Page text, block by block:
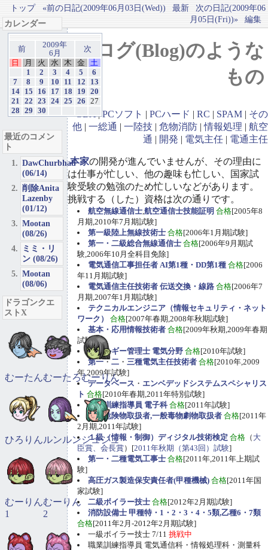
トップ «前の日記(2009年06月03日(Wed)) 最新
次の日記(2009年06
月05日(Fri))»
編集
ブログ(Blog)のような
もの
GBA|PCソフト | PCハード | RC | SPAM | その
他 | 一総通 | 一陸技 | 危物消防 |情報処理 | 航空
通 | 開発 | 電気主任 | 電通主任
本家の開発が進んでいませんが、その理由に
は仕事が忙しい、他の趣味も忙しい、国家試
験受験の勉強のため忙しいなどがあります。
挑戦する（した）資格は次の通りです。
航空無線通信士,航空通信士技能証明 合格[2005年8
月期,2010年7月期試験]
第一級陸上無線技術士 合格[2006年1月期試験]
第一・二級総合無線通信士 合格[2006年9月期試
験,2006年10月全科目免除]
電気通信工事担任者 AI第1種・DD第1種 合格[2006
年11月期試験]
電気通信主任技術者 伝送交換・線路 合格[2006年7
月期,2007年1月期試験]
テクニカルエンジニア（情報セキュリティ・ネット
ワーク）
合格[2007年春期,2008年秋期試験]
基本・応用情報技術者 合格[2009年秋期,2009年春期
試験]
エネルギー管理士 電気分野 合格[2010年試験]
第一・二 ・ 三種電気主任技術者 合格[2010年,2009
年,2009年試験]
データベース ・ エンベデッドシステムスペシャリス
ト 合格[2010年春期,2011年特別試験]
職業訓練指導員 電子科 合格[2011年試験]
甲種危険物取扱者,一般毒物劇物取扱者 合格[2011年
2月期,2011年試験]
１級（情報・制御）ディジタル技術検定 合格 （ 大
臣賞、会長賞）[2011年秋期（第43回）試験]
第一・二種電気工事士 合格[2011年,2011年上期試
験]
高圧ガス製造保安責任者(甲種機械) 合格[2011年国
家試験]
二級ボイラー技士 合格[2012年2月期試験]
消防設備士 甲種特・1・2・3・4・5類,乙種6・7類
合格[2011年2月-2012年2月期試験]
一級ボイラー技士 7/11 挑戦中
職業訓練指導員 電気通信科・情報処理科・測量科
カレンダー
前
2009年
6月
次
日
月 火 水 木 金
土
1
2 3 4 5
6
7
8 9 10 11 12
13
14
15 16 17 18 19
20
21
22 23 24 25 26
27
28
29 30
最近のコメン
ト
DawChurbhab
(06/14)
削除Anita
Lazenby
(01/12)
Mootan
(08/26)
ミミ・リ
ン (08/26)
Mootan
(08/06)
ドラゴンクエ
ストX
むーたんむーたろむーりん
ひろりんルンルンジュジュ
むーりん
1
むーりん
2